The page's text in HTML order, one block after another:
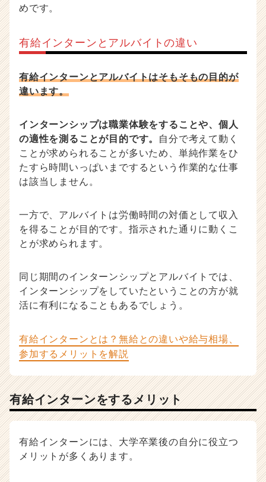
めです。
有給インターンとアルバイトの違い
有給インターンとアルバイトはそもそもの目的が
違います。
インターンシップは職業体験をすることや、個人
の適性を測ることが目的です。
自分で考えて動く
ことが求められることが多いため、単純作業をひ
たすら時間いっぱいまでするという作業的な仕事
は該当しません。
一方で、アルバイトは労働時間の対価として収入
を得ることが目的です。指示された通りに動くこ
とが求められます。
同じ期間のインターンシップとアルバイトでは、
インターンシップをしていたということの方が就
活に有利になることもあるでしょう。
有給インターンとは？無給との違いや給与相場、
参加するメリットを解説
有給インターンをするメリット
有給インターンには、大学卒業後の自分に役立つ
メリットが多くあります。